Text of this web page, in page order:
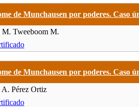
de Munchausen por poderes. Caso
M. Tweeboom M.
de Munchausen por poderes. Caso
Pérez Ortiz